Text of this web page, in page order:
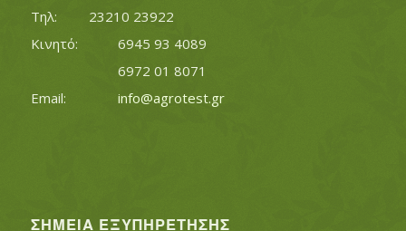
Τηλ:		23210 23922
Κινητό:		6945 93 4089
			6972 01 8071
info@agrotest.gr
ΣΗΜΕΊΑ ΕΞΥΠΗΡΈΤΗΣΗΣ